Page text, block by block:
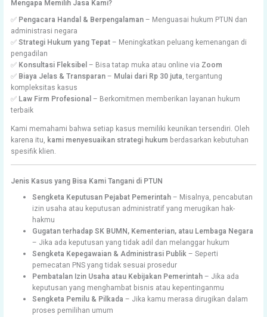
Mengapa Memilih Jasa Kami?
✅ Pengacara Handal & Berpengalaman– Menguasai hukum PTUN dan
administrasi negara
✅Strategi Hukum yang Tepat– Meningkatkan peluang kemenangan di
pengadilan
✅ Konsultasi Fleksibel– Bisa tatap muka atau online via Zoom
✅ Biaya Jelas & Transparan– Mulai dari Rp 30 juta, tergantung
kompleksitas kasus
✅ Law Firm Profesional– Berkomitmen memberikan layanan hukum
terbaik
Kami memahami bahwa setiap kasus memiliki keunikan tersendiri. Oleh
karena itu, kami menyesuaikan strategi hukum berdasarkan kebutuhan
spesifik klien.
Jenis Kasus yang Bisa Kami Tangani di PTUN
Sengketa Keputusan Pejabat Pemerintah– Misalnya, pencabutan
izin usaha atau keputusan administratif yang merugikan hak-
hakmu
Gugatan terhadap SK BUMN, Kementerian, atau Lembaga Negara
– Jika ada keputusan yang tidak adil dan melanggar hukum
Sengketa Kepegawaian & Administrasi Publik– Seperti
pemecatan PNS yang tidak sesuai prosedur
Pembatalan Izin Usaha atau Kebijakan Pemerintah– Jika ada
keputusan yang menghambat bisnis atau kepentinganmu
Sengketa Pemilu & Pilkada – Jika kamu merasa dirugikan dalam
proses pemilihan umum